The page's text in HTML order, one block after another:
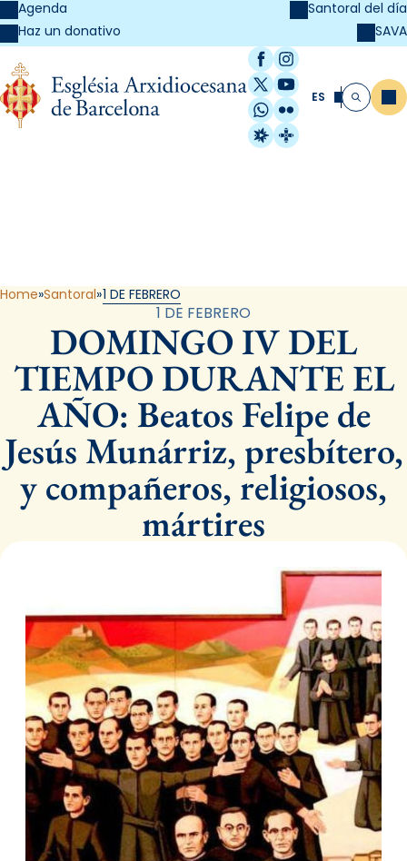
Agenda
Haz un donativo
Santoral del día
SAVA
Facebook
Instagram
X / Twitter
YouTube
WhatsApp
Flickr
Radio Estel
Catalunya
ES Buscar
Home Santoral 1 DE FEBRERO
1 DE FEBRERO
DOMINGO IV DEL
TIEMPO DURANTE EL
AÑO: Beatos Felipe de
Jesús Munárriz, presbítero,
y compañeros, religiosos,
mártires